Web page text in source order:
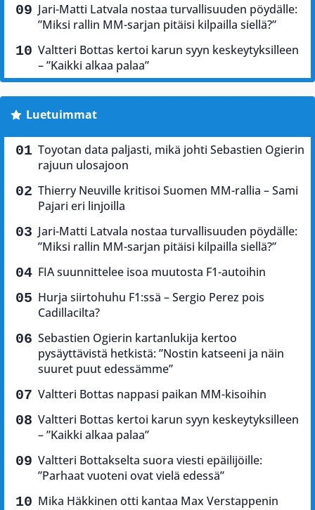
Jari-Matti Latvala nostaa turvallisuuden pöydälle:
”Miksi rallin MM-sarjan pitäisi kilpailla siellä?”
Valtteri Bottas kertoi karun syyn keskeytyksilleen
– ”Kaikki alkaa palaa”
Luetuimmat
Toyotan data paljasti, mikä johti Sebastien Ogierin
rajuun ulosajoon
Thierry Neuville kritisoi Suomen MM-rallia – Sami
Pajari eri linjoilla
Jari-Matti Latvala nostaa turvallisuuden pöydälle:
”Miksi rallin MM-sarjan pitäisi kilpailla siellä?”
FIA suunnittelee isoa muutosta F1-autoihin
Hurja siirtohuhu F1:ssä – Sergio Perez pois
Cadillacilta?
Sebastien Ogierin kartanlukija kertoo
pysäyttävistä hetkistä: ”Nostin katseeni ja näin
suuret puut edessämme”
Valtteri Bottas nappasi paikan MM-kisoihin
Valtteri Bottas kertoi karun syyn keskeytyksilleen
– ”Kaikki alkaa palaa”
Valtteri Bottakselta suora viesti epäilijöille:
”Parhaat vuoteni ovat vielä edessä”
Mika Häkkinen otti kantaa Max Verstappenin